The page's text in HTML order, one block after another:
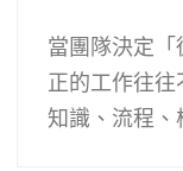
當團隊決定
正的工作往
知識、流程、